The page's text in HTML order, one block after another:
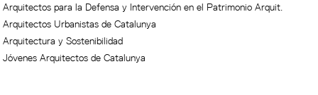
Arquitectos para la Defensa y Intervención en el Patrimonio Arquit.
Arquitectos Urbanistas de Catalunya
Arquitectura y Sostenibilidad
Jóvenes Arquitectos de Catalunya